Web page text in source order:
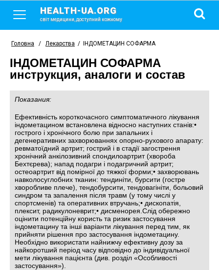
HEALTH-UA.ORG
світ медицини, доступний кожному
Головна / Лекарства / ІНДОМЕТАЦИН СОФАРМА
ІНДОМЕТАЦИН СОФАРМА
инструкция, аналоги и состав
Показания:
Ефективність короткочасного симптоматичного лікування
індометацином встановлена відносно наступних станів:•
гострого і хронічного болю при запальних і
дегенеративних захворюваннях опорно-рухового апарату:
ревматоїдний артрит; гострий і в стадії загострення
хронічний анкілозивний спондилоартрит (хвороба
Бехтєрева); напад подагри і подагричний артрит;
остеоартрит від помірної до тяжкої форми;• захворювань
навколосуглобних тканин: тендиніти, бурсити (гостре
хворобливе плече), тендобурсити, тендовагініти, больовий
синдром та запалення після травм (у тому числі у
спортсменів) та оперативних втручань;• дископатія,
плексит, радикулоневрит;• дисменорея.Слід обережно
оцінити потенційну користь та ризик застосування
індометацину та інші варіанти лікування перед тим, як
прийняти рішення про застосування індометацину.
Необхідно використати найнижчу ефективну дозу за
найкоротший період часу відповідно до індивідуальної
мети лікування пацієнта (див. розділ «Особливості
застосування»).